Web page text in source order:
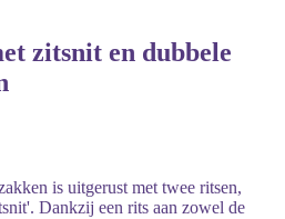
zitsnit en dubbele
is uitgerust met twee ritsen,
Dankzij een rits aan zowel de